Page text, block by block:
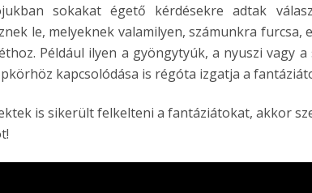
sokakat égető kérdésekre adtak
le, melyeknek valamilyen, számunkra
Például ilyen a gyöngytyúk, a nyuszi vagy
kapcsolódása is régóta izgatja a
is sikerült felkelteni a fantáziátokat, akkor